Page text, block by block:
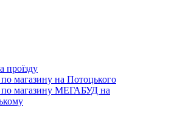
проїзду
по магазину на Потоцького
по магазину МЕГАБУД на